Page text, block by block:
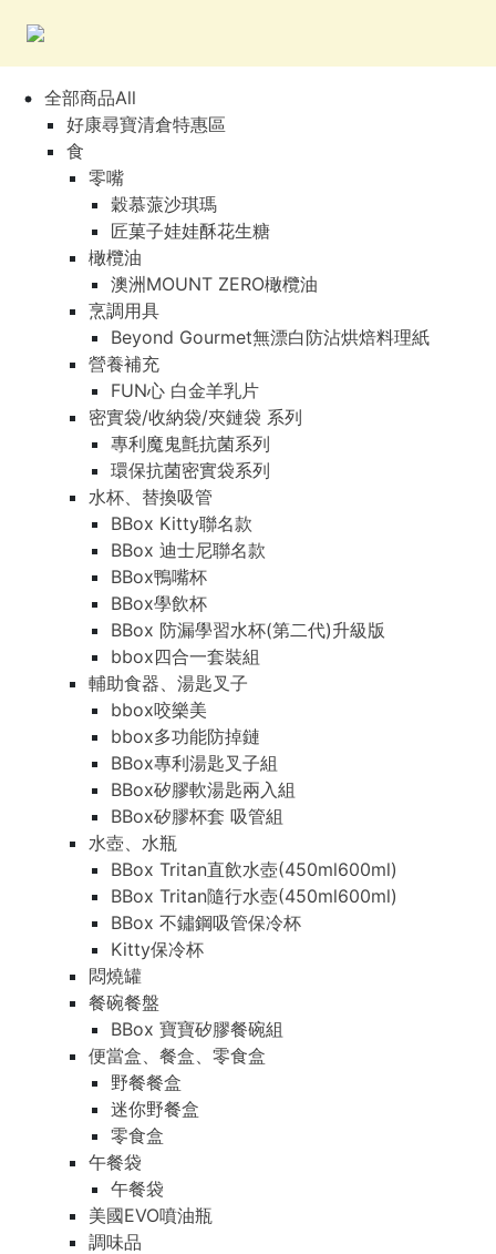
全部商品All
好康尋寶清倉特惠區
食
零嘴
穀慕蒎沙琪瑪
匠菓子娃娃酥花生糖
橄欖油
澳洲MOUNT ZERO橄欖油
烹調用具
Beyond Gourmet無漂白防沾烘焙料理紙
營養補充
FUN心 白金羊乳片
密實袋/收納袋/夾鏈袋 系列
專利魔鬼氈抗菌系列
環保抗菌密實袋系列
水杯、替換吸管
BBox Kitty聯名款
BBox 迪士尼聯名款
BBox鴨嘴杯
BBox學飲杯
BBox 防漏學習水杯(第二代)升級版
bbox四合一套裝組
輔助食器、湯匙叉子
bbox咬樂美
bbox多功能防掉鏈
BBox專利湯匙叉子組
BBox矽膠軟湯匙兩入組
BBox矽膠杯套 吸管組
水壺、水瓶
BBox Tritan直飲水壺(450ml600ml)
BBox Tritan隨行水壺(450ml600ml)
BBox 不鏽鋼吸管保冷杯
Kitty保冷杯
悶燒罐
餐碗餐盤
BBox 寶寶矽膠餐碗組
便當盒、餐盒、零食盒
野餐餐盒
迷你野餐盒
零食盒
午餐袋
午餐袋
美國EVO噴油瓶
調味品